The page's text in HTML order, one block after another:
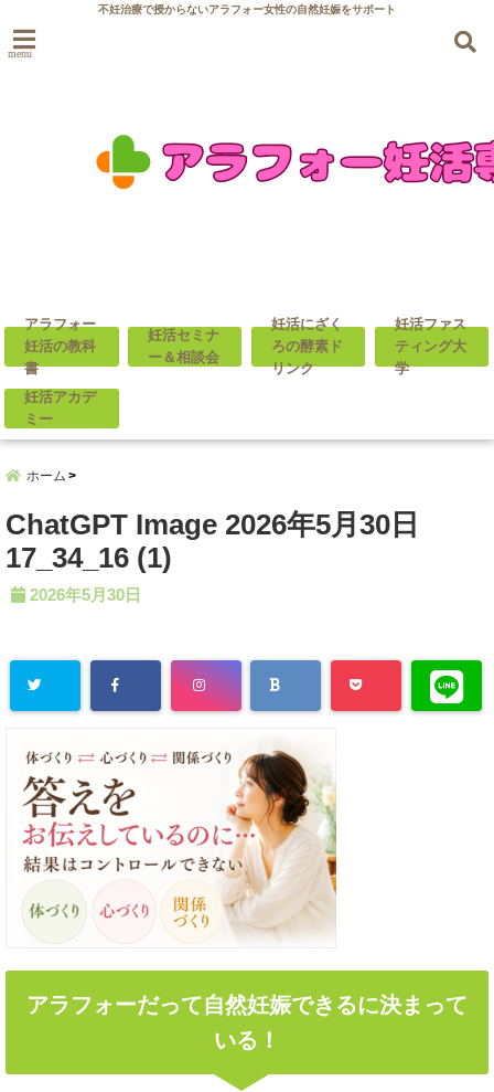
不妊治療で授からないアラフォー女性の自然妊娠をサポート
menu
アラフォー
妊活の教科
書
妊活セミナ
ー＆相談会
妊活にざく
ろの酵素ド
リンク
妊活ファス
ティング大
学
妊活アカデ
ミー
ホーム
ChatGPT Image 2026年5月30日
17_34_16 (1)
2026年5月30日
アラフォーだって自然妊娠できるに決まって
いる！